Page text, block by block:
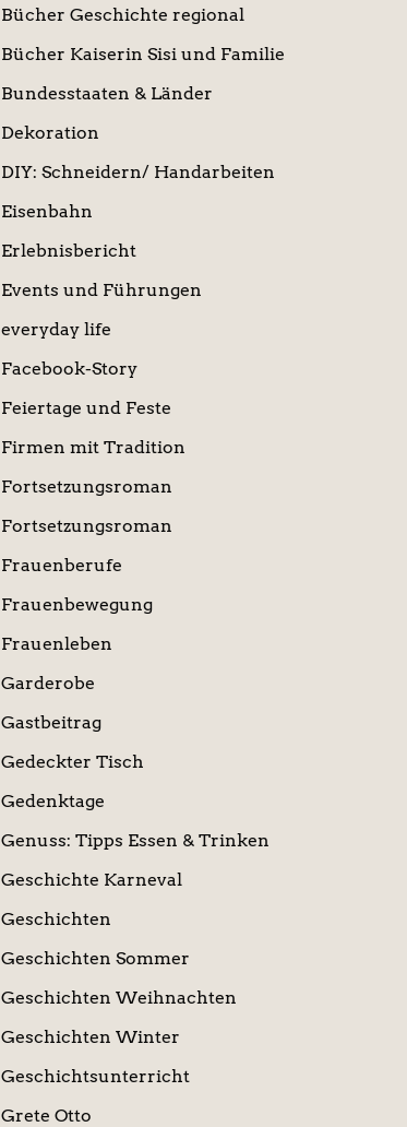
Bücher Geschichte regional
Bücher Kaiserin Sisi und Familie
Bundesstaaten & Länder
Dekoration
DIY: Schneidern/ Handarbeiten
Eisenbahn
Erlebnisbericht
Events und Führungen
everyday life
Facebook-Story
Feiertage und Feste
Firmen mit Tradition
Fortsetzungsroman
Fortsetzungsroman
Frauenberufe
Frauenbewegung
Frauenleben
Garderobe
Gastbeitrag
Gedeckter Tisch
Gedenktage
Genuss: Tipps Essen & Trinken
Geschichte Karneval
Geschichten
Geschichten Sommer
Geschichten Weihnachten
Geschichten Winter
Geschichtsunterricht
Grete Otto